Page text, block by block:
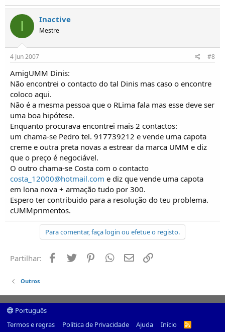
I Inactive
Mestre
4 Jun 2007 #8
AmigUMM Dinis:
Não encontrei o contacto do tal Dinis mas caso o encontre
coloco aqui.
Não é a mesma pessoa que o RLima fala mas esse deve ser
uma boa hipótese.
Enquanto procurava encontrei mais 2 contactos:
um chama-se Pedro tel. 917739212 e vende uma capota
creme e outra preta novas a estrear da marca UMM e diz
que o preço é negociável.
O outro chama-se Costa com o contacto
costa_12000@hotmail.com e diz que vende uma capota
em lona nova + armação tudo por 300.
Espero ter contribuido para a resolução do teu problema.
cUMMprimentos.
Para comentar, faça login ou efetue o registo.
Partilhar: Facebook
Twitter PinterestWhatsapp
Email
Outros
Português
Termos e regras
Política de Privacidade Ajuda Início
R